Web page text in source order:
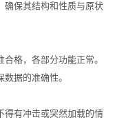
保其结构和性质与原状
格，各部分功能正常。
据的准确性。
有冲击或突然加载的情